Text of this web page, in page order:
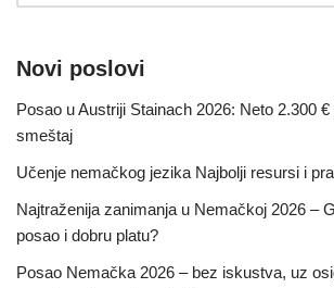
Novi poslovi
Posao u Austriji Stainach 2026: Neto 2.300
smeštaj
Učenje nemačkog jezika Najbolji resursi i
Najtraženija zanimanja u Nemačkoj 2026 –
posao i dobru platu?
Posao Nemačka 2026 – bez iskustva, uz